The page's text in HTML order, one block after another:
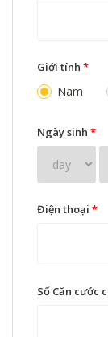
Giới tính *
Nam
Ngày sinh *
Điện thoại *
Số Căn cước